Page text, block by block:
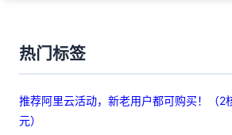
热门标签
推荐阿里云活动，新老用户都可购买！（2
元）